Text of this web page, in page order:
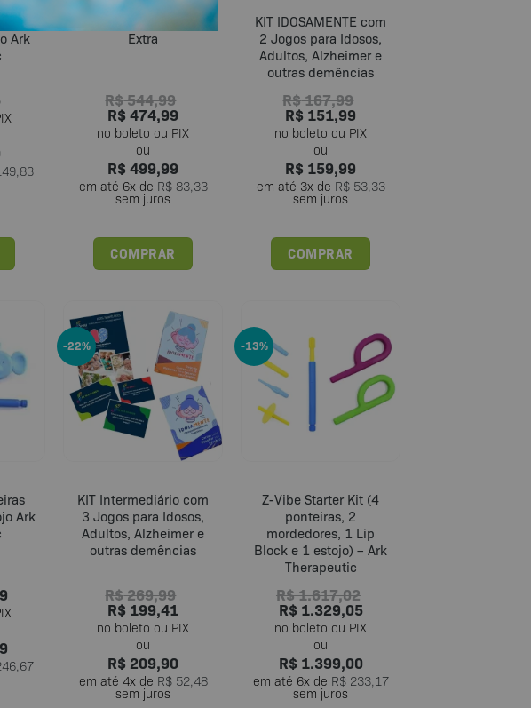
3
Ark
Kit Z-Vibe e Bateria
Extra
R$544,99
R$474,99
R$499,99
em até 6x de R$83,33
sem juros
COMPRAR
KIT IDOSAMENTE com
2 Jogos para Idosos,
Adultos, Alzheimer e
outras demências
R$167,99
R$ 151,99
R$ 159,99
em até 3x de R$53,33
sem juros
COMPRAR
Ark
-22%
KIT Intermediário com
3 Jogos para Idosos,
Adultos, Alzheimer e
outras demências
R$269,99
R$ 199,41
R$ 209,90
em até 4x de R$52,48
sem juros
-13%
Z-Vibe Starter Kit (4
ponteiras, 2
mordedores, 1 Lip
Block e 1 estojo) – Ark
Therapeutic
R$1.617,02
R$1.329,05
R$1.399,00
em até 6x de R$233,17
sem juros